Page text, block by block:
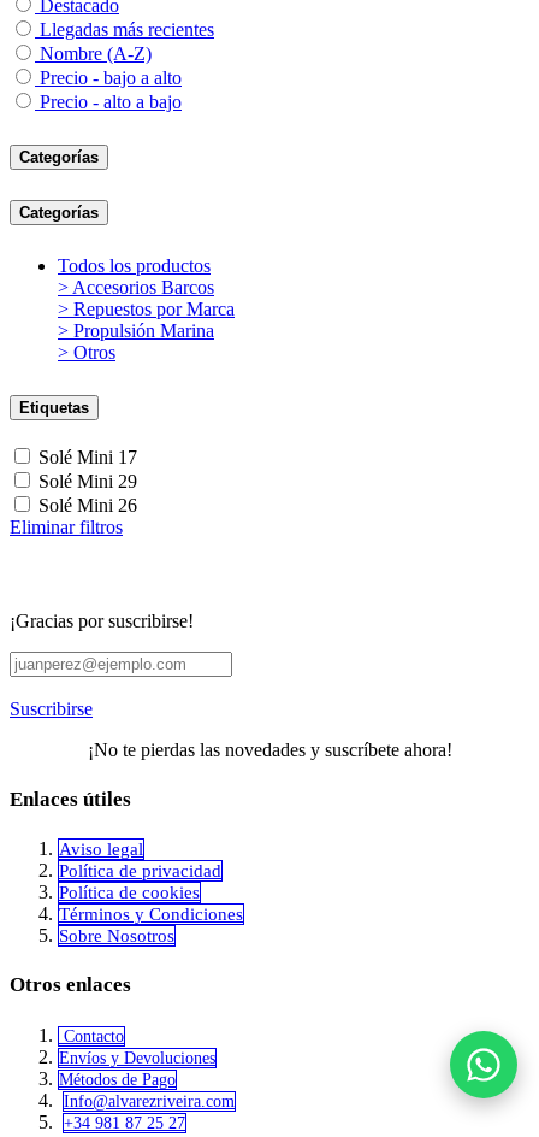
Destacado
Llegadas más recientes
Nombre (A-Z)
Precio - bajo a alto
Precio - alto a bajo
Categorías
Categorías
Todos los productos
> Accesorios Barcos
> Repuestos por Marca
> Propulsión Marina
> Otros
Etiquetas
Solé Mini 17
Solé Mini 29
Solé Mini 26
Eliminar filtros
¡Gracias por suscribirse!
Suscribirse
¡No te pierdas las novedades y suscríbete ahora!
Enlaces útiles
Aviso legal
Política de privacidad
​Política de cookies
Términos y Condiciones
Sobre Nosotros
Otros enlaces
Contacto
Envíos y Devoluciones
Métodos de Pago
Info@alvar​​ezriveira.com
+34 981 87 25 27